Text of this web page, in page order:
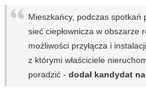
Mieszkańcy, podczas spotkań
sieć ciepłownicza w obszarze
możliwości przyłącza i
z którymi właściciele
poradzić - dodał kandydat